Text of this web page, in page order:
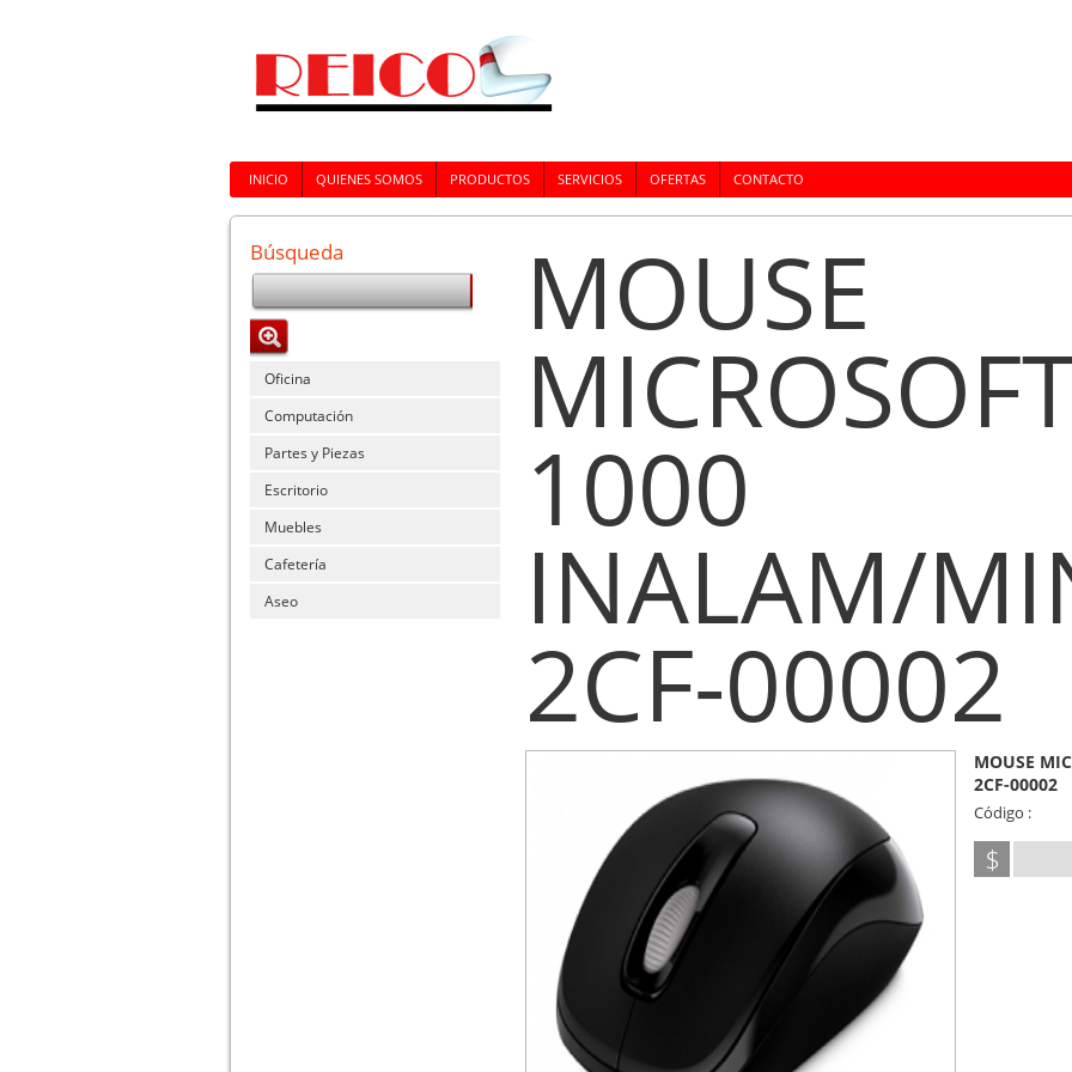
INICIO QUIENES SOMOS PRODUCTOS SERVICIOS OFERTAS CONTACTO
Búsqueda
Oficina
Computación
Partes y Piezas
Escritorio
Muebles
Cafetería
Aseo
MOUSE
1000
INALAM/
2CF-00002
MOUSE
2CF-00002
Código :
$